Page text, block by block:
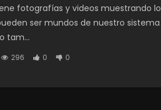
fotografías y videos muestrando lo
ser mundos de nuestro sistema
tam...
296 0 0